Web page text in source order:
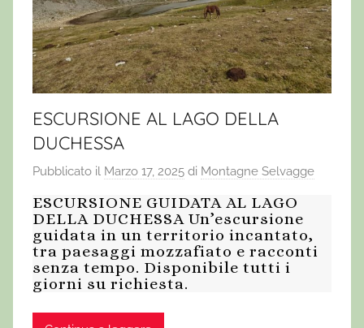
ESCURSIONE AL LAGO DELLA
DUCHESSA
Pubblicato il Marzo 17, 2025 di Montagne Selvagge
ESCURSIONE GUIDATA AL LAGO
DELLA DUCHESSA Un’escursione
guidata in un territorio incantato,
tra paesaggi mozzafiato e racconti
senza tempo. Disponibile tutti i
giorni su richiesta.